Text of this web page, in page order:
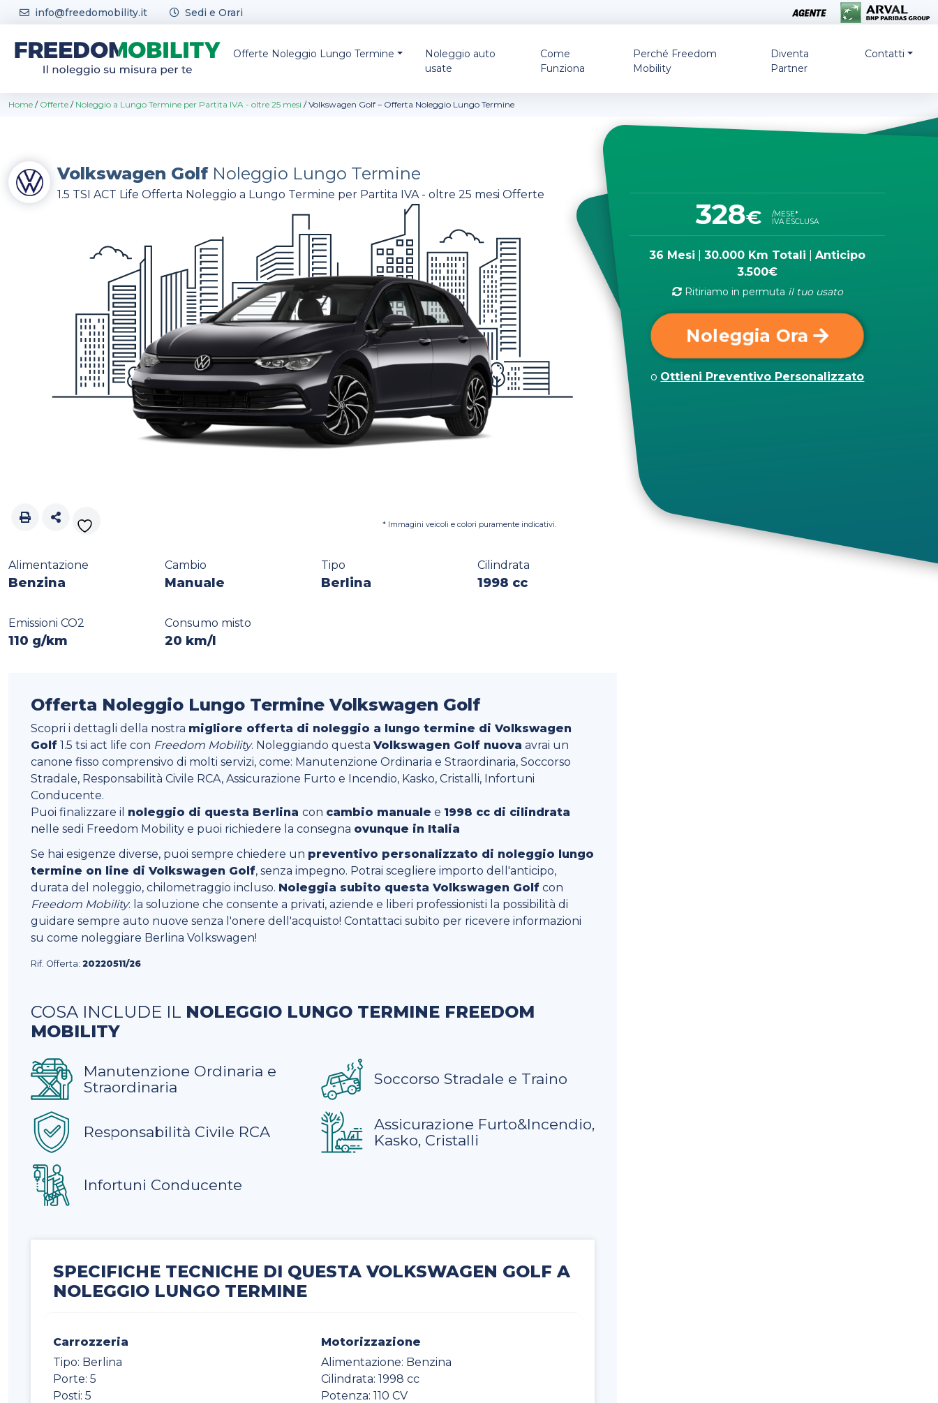
Skip to content
info@freedomobility.it Sedi e Orari
Offerte Noleggio Lungo Termine
Noleggio auto
usate
Come
Funziona
Perché Freedom
Mobility
Diventa
Partner
Contatti
Home / Offerte / Noleggio a Lungo Termine per Partita IVA - oltre 25 mesi /Volkswagen Golf – Offerta Noleggio Lungo Termine
Volkswagen GolfNoleggio Lungo Termine
1.5 TSI ACT Life Offerta Noleggio a Lungo Termine per Partita IVA - oltre 25 mesi Offerte
* Immagini veicoli e colori puramente indicativi.
328€
/MESE*
IVA ESCLUSA
36 Mesi |30.000 Km Totali |Anticipo
3.500€
Ritiriamo in permuta il tuo usato
Noleggia Ora
o Ottieni Preventivo Personalizzato
Alimentazione
Benzina
Cambio
Manuale
Tipo
Berlina
Cilindrata
1998 cc
Emissioni CO2
110 g/km
Consumo misto
20 km/l
Offerta Noleggio Lungo Termine Volkswagen Golf
Scopri i dettagli della nostra migliore offerta di noleggio a lungo termine di Volkswagen
Golf 1.5 tsi act life con Freedom Mobility. Noleggiando questa Volkswagen Golf nuova avrai un
canone fisso comprensivo di molti servizi, come: Manutenzione Ordinaria e Straordinaria, Soccorso
Stradale, Responsabilità Civile RCA, Assicurazione Furto e Incendio, Kasko, Cristalli, Infortuni
Conducente.
Puoi finalizzare il noleggio di questa Berlina con cambio manuale e 1998 cc di cilindrata
nelle sedi Freedom Mobility e puoi richiedere la consegna ovunque in Italia
Se hai esigenze diverse, puoi sempre chiedere un preventivo personalizzato di noleggio lungo
termine on line di Volkswagen Golf, senza impegno. Potrai scegliere importo dell'anticipo,
durata del noleggio, chilometraggio incluso. Noleggia subito questa Volkswagen Golf con
Freedom Mobility: la soluzione che consente a privati, aziende e liberi professionisti la possibilità di
guidare sempre auto nuove senza l'onere dell'acquisto! Contattaci subito per ricevere informazioni
su come noleggiare Berlina Volkswagen!
Rif. Offerta: 20220511/26
COSA INCLUDE IL NOLEGGIO LUNGO TERMINE FREEDOM
MOBILITY
Manutenzione Ordinaria e
Straordinaria
Soccorso Stradale e Traino
Responsabilità Civile RCA
Assicurazione Furto&Incendio,
Kasko, Cristalli
Infortuni Conducente
SPECIFICHE TECNICHE DI QUESTA VOLKSWAGEN GOLF A
NOLEGGIO LUNGO TERMINE
Carrozzeria
Tipo: Berlina
Porte: 5
Posti: 5
Motorizzazione
Alimentazione: Benzina
Cilindrata: 1998 cc
Potenza: 110 CV